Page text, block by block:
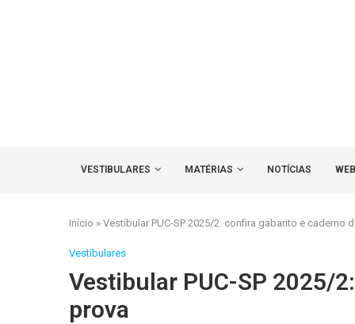
VESTIBULARES MATÉRIAS NOTÍCIAS
Início » Vestibular PUC-SP 2025/2: confira gabarito e caderno
Vestibulares
Vestibular PUC-SP 2025/
prova